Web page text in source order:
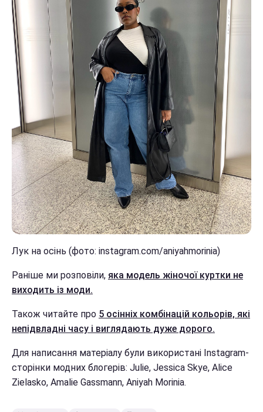
Лук на осінь (фото: instagram.com/aniyahmorinia)
Раніше ми розповіли, яка модель жіночої куртки не
виходить із моди.
Також читайте про 5 осінніх комбінацій кольорів, які
непідвладні часу і виглядають дуже дорого.
Для написання матеріалу були використані Instagram-
сторінки модних блогерів: Julie, Jessica Skye, Alice
Zielasko, Amalie Gassmann, Aniyah Morinia.